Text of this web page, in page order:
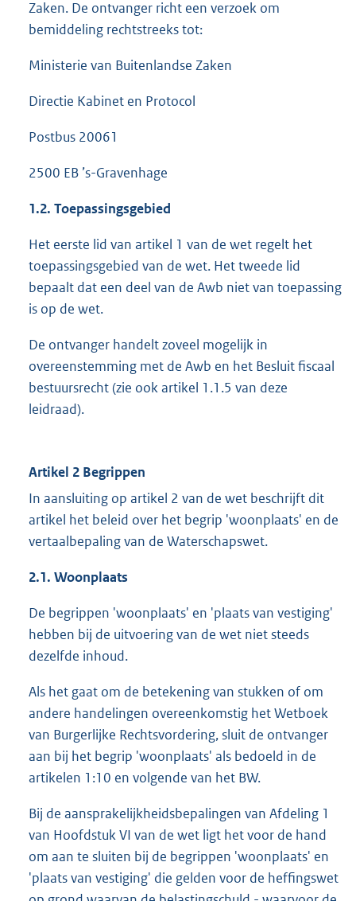
Zaken. De ontvanger richt een verzoek om
bemiddeling rechtstreeks tot:
Ministerie van Buitenlandse Zaken
Directie Kabinet en Protocol
Postbus 20061
2500 EB ’s-Gravenhage
1.2. Toepassingsgebied
Het eerste lid van artikel 1 van de wet regelt het
toepassingsgebied van de wet. Het tweede lid
bepaalt dat een deel van de Awb niet van toepassing
is op de wet.
De ontvanger handelt zoveel mogelijk in
overeenstemming met de Awb en het Besluit fiscaal
bestuursrecht (zie ook artikel 1.1.5 van deze
leidraad).
Artikel 2 Begrippen
In aansluiting op artikel 2 van de wet beschrijft dit
artikel het beleid over het begrip 'woonplaats' en de
vertaalbepaling van de Waterschapswet.
2.1. Woonplaats
De begrippen 'woonplaats' en 'plaats van vestiging'
hebben bij de uitvoering van de wet niet steeds
dezelfde inhoud.
Als het gaat om de betekening van stukken of om
andere handelingen overeenkomstig het Wetboek
van Burgerlijke Rechtsvordering, sluit de ontvanger
aan bij het begrip 'woonplaats' als bedoeld in de
artikelen 1:10 en volgende van het BW.
Bij de aansprakelijkheidsbepalingen van Afdeling 1
van Hoofdstuk VI van de wet ligt het voor de hand
om aan te sluiten bij de begrippen 'woonplaats' en
'plaats van vestiging' die gelden voor de heffingswet